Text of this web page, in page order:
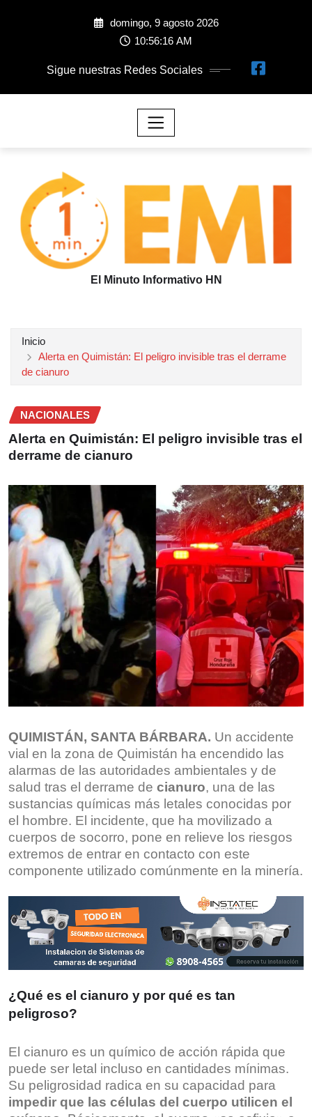
domingo, 9 agosto 2026
10:56:17 AM
Sigue nuestras Redes Sociales
El Minuto Informativo HN
Inicio
Alerta en Quimistán: El peligro invisible tras el derrame
de cianuro
NACIONALES
Alerta en Quimistán: El peligro invisible tras el
derrame de cianuro
QUIMISTÁN, SANTA BÁRBARA. Un accidente
vial en la zona de Quimistán ha encendido las
alarmas de las autoridades ambientales y de
salud tras el derrame de cianuro, una de las
sustancias químicas más letales conocidas por
el hombre. El incidente, que ha movilizado a
cuerpos de socorro, pone en relieve los riesgos
extremos de entrar en contacto con este
componente utilizado comúnmente en la minería.
¿Qué es el cianuro y por qué es tan
peligroso?
El cianuro es un químico de acción rápida que
puede ser letal incluso en cantidades mínimas.
Su peligrosidad radica en su capacidad para
impedir que las células del cuerpo utilicen el